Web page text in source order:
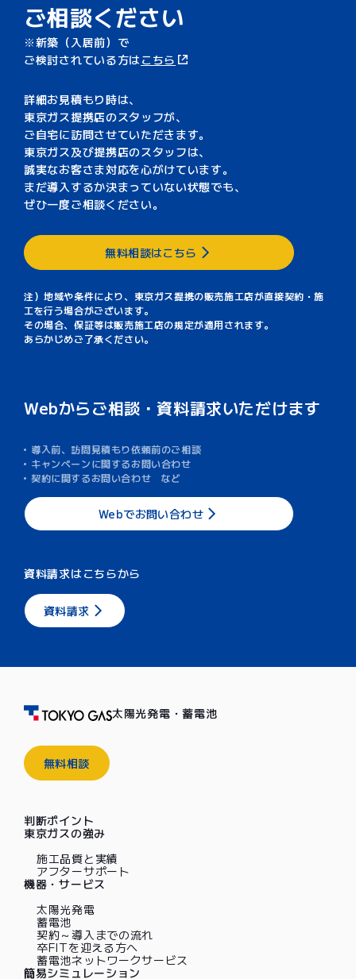
ご相談ください
新築（入居前）で
ご検討されている方は こちら
詳細お見積もり時は、
東京ガス提携店のスタッフが、
ご自宅に訪問させていただきます。
東京ガス及び提携店のスタッフは、
誠実なお客さま対応を心がけています。
まだ導入するか決まっていない状態でも、
ぜひ一度ご相談ください。
無料相談はこちら
注）地域や条件により、東京ガス提携の販売施工店が直接契約・施
工を行う場合がございます。
その場合、保証等は販売施工店の規定が適用されます。
あらかじめご了承ください。
Webからご相談・資料請求いただけます
導入前、訪問見積もり依頼前のご相談
キャンペーンに関するお問い合わせ
契約に関するお問い合わせ など
Webでお問い合わせ
資料請求はこちらから
資料請求
太陽光発電・蓄電池
無料相談
判断ポイント
東京ガスの強み
施工品質と実績
アフターサポート
機器・サービス
太陽光発電
蓄電池
契約～導入までの流れ
卒FITを迎える方へ
蓄電池ネットワークサービス
簡易シミュレーション